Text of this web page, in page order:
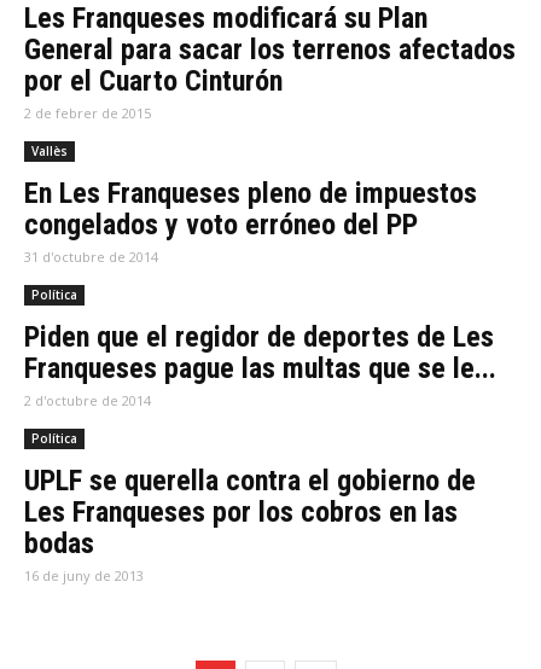
Les Franqueses modificará su Plan
General para sacar los terrenos afectados
por el Cuarto Cinturón
2 de febrer de 2015
Vallès
En Les Franqueses pleno de impuestos
congelados y voto erróneo del PP
31 d'octubre de 2014
Política
Piden que el regidor de deportes de Les
Franqueses pague las multas que se le...
2 d'octubre de 2014
Política
UPLF se querella contra el gobierno de
Les Franqueses por los cobros en las
bodas
16 de juny de 2013